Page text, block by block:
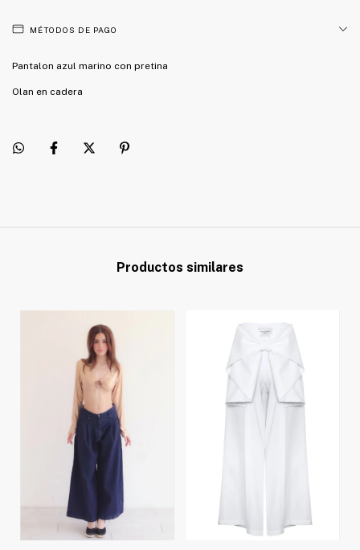
MÉTODOS DE PAGO
Pantalon azul marino con pretina
Olan en cadera
Productos similares